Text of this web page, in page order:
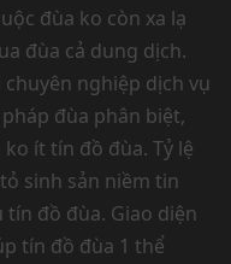
đùa ko còn xa lạ
đùa cả dung dịch.
nghiệp dịch vụ
đùa phân biệt,
ít tín đồ đùa. Tỷ lệ
sinh sản niềm tin
đồ đùa. Giao diện
tín đồ đùa 1 thể